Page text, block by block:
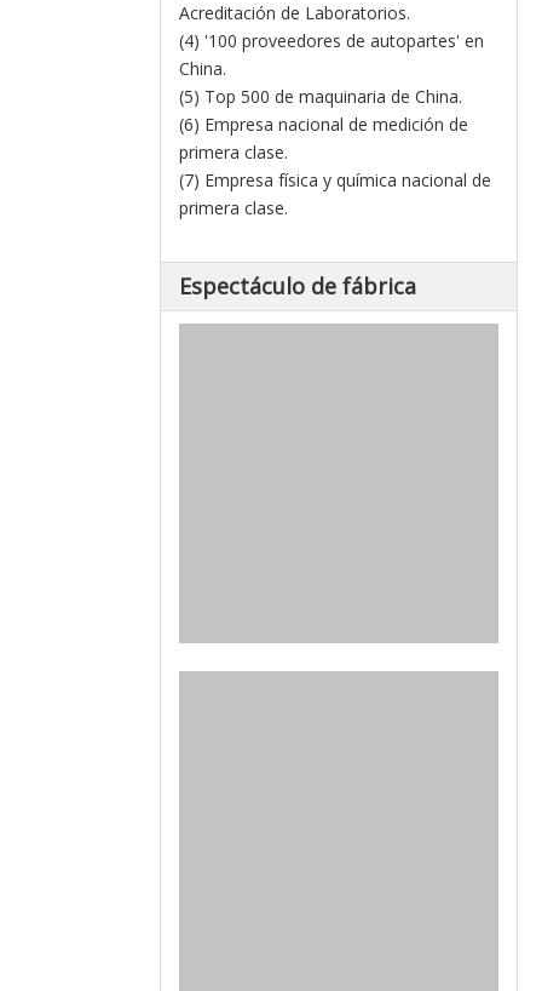
Acreditación de Laboratorios.
(4) '100 proveedores de autopartes' en
China.
(5) Top 500 de maquinaria de China.
(6) Empresa nacional de medición de
primera clase.
(7) Empresa física y química nacional de
primera clase.
Espectáculo de fábrica